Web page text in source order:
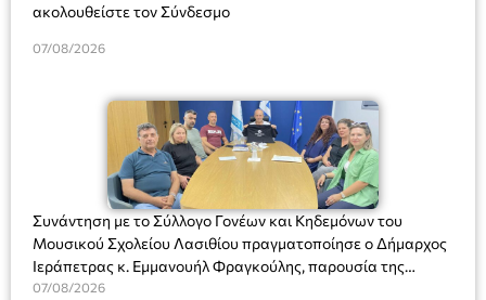
ακολουθείστε τον Σύνδεσμο
07/08/2026
Συνάντηση με το Σύλλογο Γονέων και Κηδεμόνων του
Μουσικού Σχολείου Λασιθίου πραγματοποίησε ο Δήμαρχος
Ιεράπετρας κ. Εμμανουήλ Φραγκούλης, παρουσία της
Διευθύντριας του σχολείου κας Μαριάννας Χαΐτα.
07/08/2026